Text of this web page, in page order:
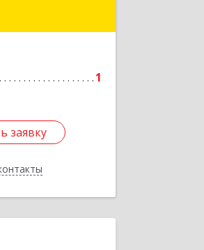
1
заявку
заявку